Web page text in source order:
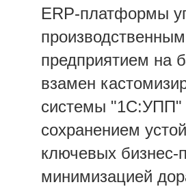
ERP-платформы
производственным
предприятием на
взамен
системы "1С:УПП"
сохранением
ключевых бизнес-
минимизацией